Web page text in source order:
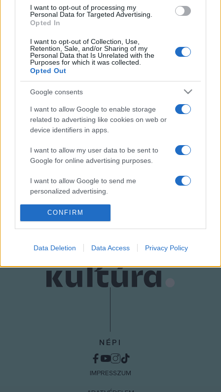
I want to opt-out of processing my
Personal Data for Targeted Advertising.
Opted In
I want to opt-out of Collection, Use,
Retention, Sale, and/or Sharing of my
Personal Data that Is Unrelated with the
Purposes for which it was collected.
Opted Out
Google consents
I want to allow Google to enable storage
related to advertising like cookies on web or
device identifiers in apps.
I want to allow my user data to be sent to
Google for online advertising purposes.
I want to allow Google to send me
personalized advertising.
I want to allow Google to enable storage
related to analytics like cookies on web or
I want to allow Google to enable storage
I want to allow Google to enable storage
functionality and fraud prevention, and other
CONFIRM
Data Deletion Data Access Privacy Policy
döntését, s jelezte, hogy újabb pert indít a Hradzsinban lévő
katedrális és a hozzá tartozó ingatlanok megszerzése
érdekében. Miloslav Vlk prágai érsek éppen a héten bírálta
élesen a cseh kormányt, hogy súlyosan megkárosítja az
egyházat, mert nem hajlandó visszaadni egykori vagyonát.
A felmérések szerint a cseh lakosság többsége viszont úgy
véli, hogy a neves történelmi emlékműnek az állam
MEGOSZTÁS
NÉPI
IMPRESSZUM